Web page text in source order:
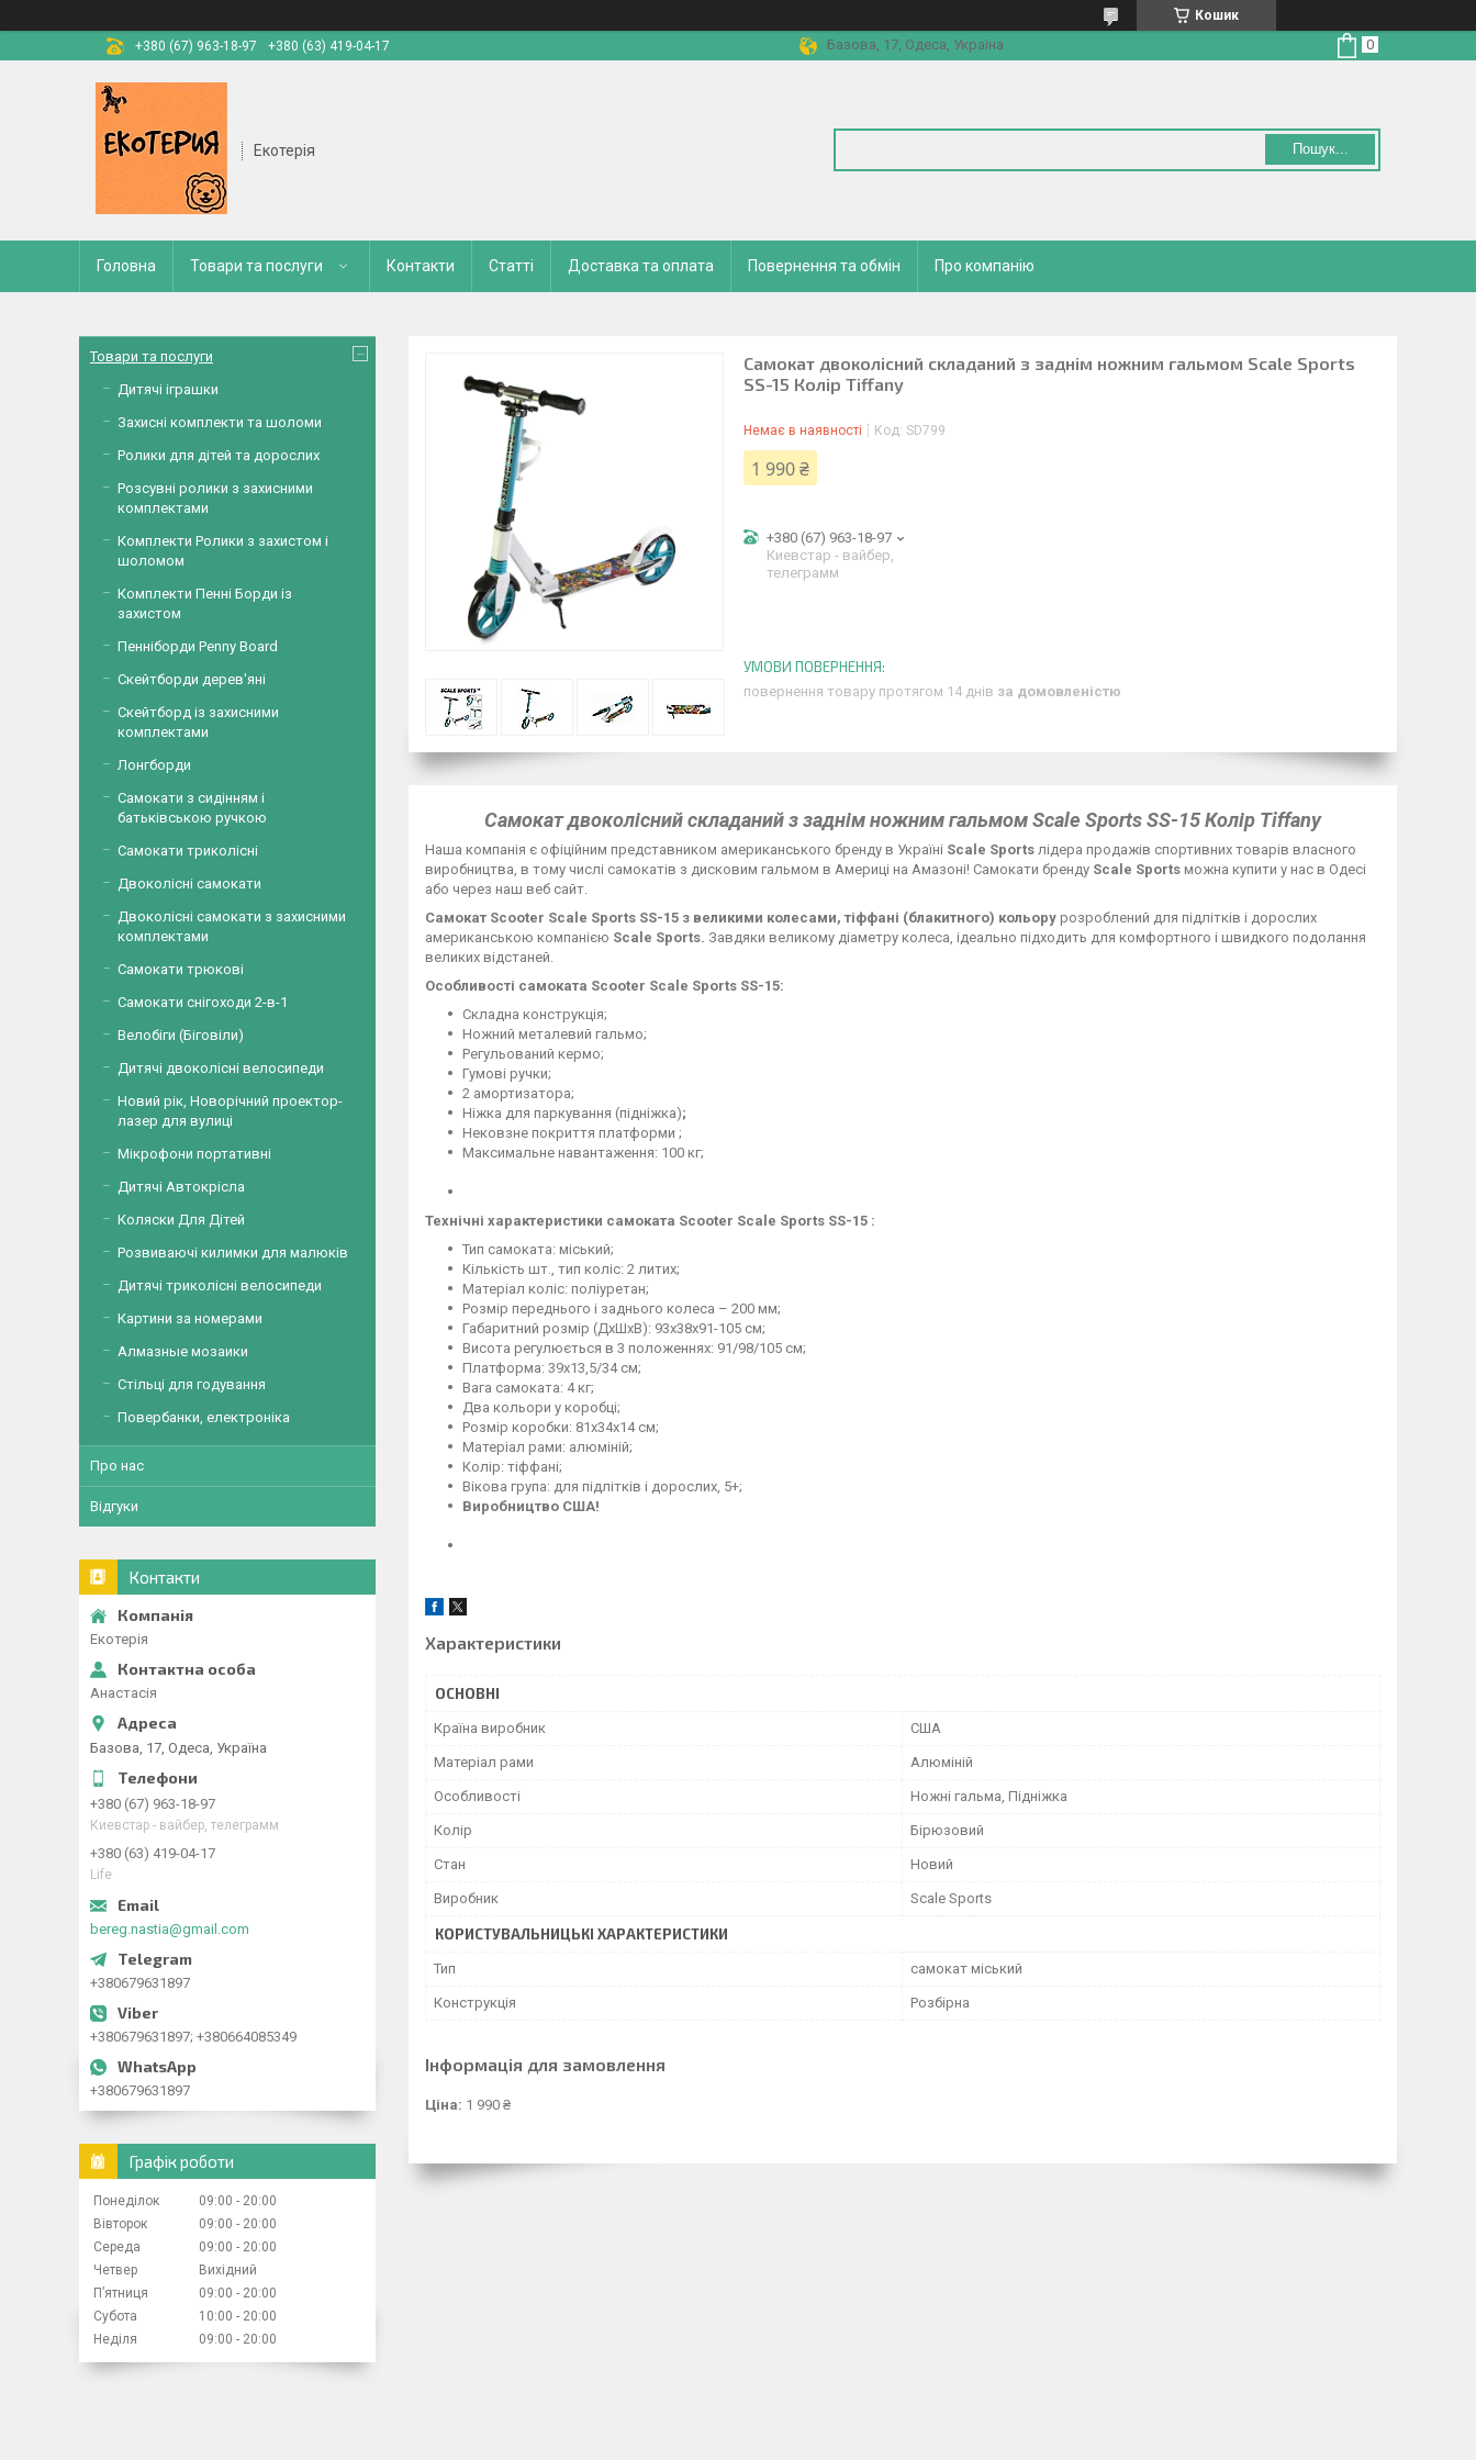
Кошик
+380 (67) 963-18-97
+380 (63) 419-04-17 Базова, 17, Одеса, Україна
Екотерія Пошук...
Головна Товари та послуги Контакти Статті Доставка та оплата Повернення та обмін Про компанію
Самокат двоколісний складаний з заднім ножним гальмом Scale Sports
SS-15 Колір Tiffany
Немає в наявності Код: SD799
1 990 ₴
+380 (67) 963-18-97
Киевстар - вайбер,
телеграмм
повернення товару протягом 14 днів за домовленістю
Самокат двоколісний складаний з заднім ножним гальмом Scale Sports SS-15 Колір Tiffany
Наша компанія є офіційним представником американського бренду в Україні Scale Sports лідера продажів спортивних товарів власного
виробництва, в тому числі самокатів з дисковим гальмом в Америці на Амазоні! Самокати бренду Scale Sports можна купити у нас в Одесі
або через наш веб сайт.
Самокат Scooter Scale Sports SS-15 з великими колесами, тіффані (блакитного) кольору розроблений для підлітків і дорослих
американською компанією Scale Sports. Завдяки великому діаметру колеса, ідеально підходить для комфортного і швидкого подолання
великих відстаней.
Особливості самоката Scooter Scale Sports SS-15:
Складна конструкція;
Ножний металевий гальмо;
Регульований кермо;
Гумові ручки;
2 амортизатора;
Ніжка для паркування (підніжка);
Нековзне покриття платформи ;
Максимальне навантаження: 100 кг;
Технічні характеристики самоката Scooter Scale Sports SS-15 :
Тип самоката: міський;
Кількість шт., тип коліс: 2 литих;
Матеріал коліс: поліуретан;
Розмір переднього і заднього колеса – 200 мм;
Габаритний розмір (ДхШхВ): 93х38х91-105 см;
Висота регулюється в 3 положеннях: 91/98/105 см;
Платформа: 39х13,5/34 см;
Вага самоката: 4 кг;
Два кольори у коробці;
Розмір коробки: 81х34х14 см;
Матеріал рами: алюміній;
Колір: тіффані;
Вікова група: для підлітків і дорослих, 5+;
Виробництво США!
Характеристики
ОСНОВНІ
Країна виробник США
Матеріал рами Алюміній
Особливості Ножні гальма, Підніжка
Колір Бірюзовий
Стан Новий
Виробник Scale Sports
КОРИСТУВАЛЬНИЦЬКІ ХАРАКТЕРИСТИКИ
Тип самокат міський
Конструкція Розбірна
Інформація для замовлення
Ціна: 1 990 ₴
Товари та послуги
Дитячі іграшки
Захисні комплекти та шоломи
Ролики для дітей та дорослих
Розсувні ролики з захисними
комплектами
Комплекти Ролики з захистом і
шоломом
Комплекти Пенні Борди із
захистом
Пенніборди Penny Board
Скейтборди дерев'яні
Скейтборд із захисними
комплектами
Лонгборди
Самокати з сидінням і
батьківською ручкою
Самокати триколісні
Двоколісні самокати
Двоколісні самокати з захисними
комплектами
Самокати трюкові
Самокати снігоходи 2-в-1
Велобіги (Біговіли)
Дитячі двоколісні велосипеди
Новий рік, Новорічний проектор-
лазер для вулиці
Мікрофони портативні
Дитячі Автокрісла
Коляски Для Дітей
Розвиваючі килимки для малюків
Дитячі триколісні велосипеди
Картини за номерами
Алмазные мозаики
Стільці для годування
Повербанки, електроніка
Про нас
Відгуки
Контакти
Екотерія
Анастасія
Базова, 17, Одеса, Україна
+380 (67) 963-18-97
Киевстар - вайбер, телеграмм
+380 (63) 419-04-17
Life
bereg.nastia@gmail.com
+380679631897
+380679631897; +380664085349
+380679631897
Графік роботи
Понеділок 09:00
20:00
Вівторок
09:00
20:00
Середа
09:00
20:00
Четвер
Вихідний
Пʼятниця
09:00
20:00
Субота
10:00
20:00
Неділя
09:00 20:00